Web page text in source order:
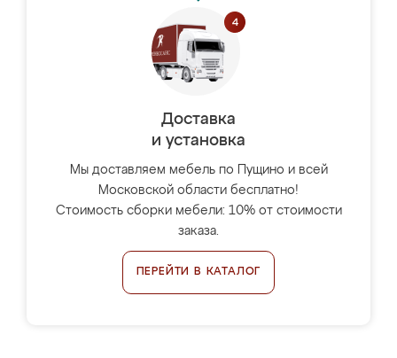
Доставка
и установка
Мы доставляем мебель по Пущино и всей
Московской области бесплатно!
Стоимость сборки мебели: 10% от стоимости
заказа.
ПЕРЕЙТИ В КАТАЛОГ